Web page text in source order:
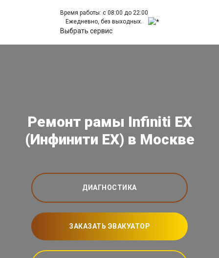
Время работы: с 08:00 до 22:00
Ежедневно, без выходных.
Выбрать сервис
Ремонт рамы Infiniti EX
(Инфинити ЕХ) в Москве
ДИАГНОСТИКА
ЗАКАЗАТЬ ЭВАКУАТОР